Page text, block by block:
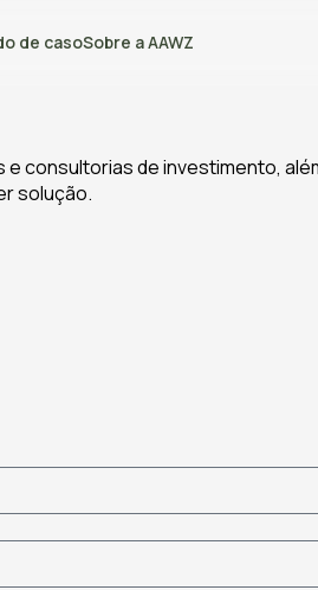
de casoSobre a AAWZ
consultorias de investimento,
solução.